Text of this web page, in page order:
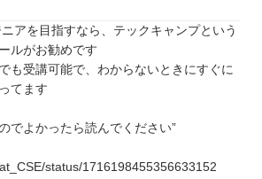
アを目指すなら、テックキャンプという
ルがお勧めです
も受講可能で、わからないときにすぐに
てます
でよかったら読んでください”
status/1716198455356633152